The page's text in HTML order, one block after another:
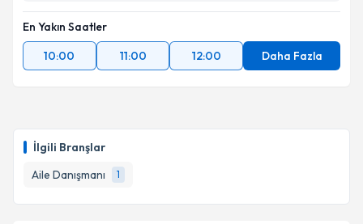
İlgili Branşlar
Aile Danışmanı
1
En Yakın Saatler
10:00
11:00 12:00 Daha Fazla